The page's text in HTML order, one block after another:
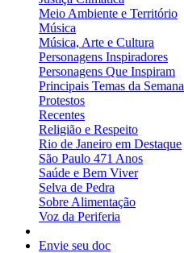
Meio Ambiente e Território
Música
Música, Arte e Cultura
Personagens Inspiradores
Personagens Que Inspiram
Principais Temas da Semana
Protestos
Recentes
Religião e Respeito
Rio de Janeiro em Destaque
São Paulo 471 Anos
Saúde e Bem Viver
Selva de Pedra
Sobre Alimentação
Voz da Periferia
Envie seu doc